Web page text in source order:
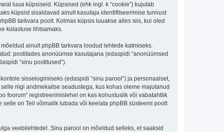
luua küpsiseid. Küpsised (ehk ingl. k “cookie”) kujutab
küpsist sisaldavad ainult kasutaja identifitseerimise tunnust
tarkvara poolt. Kolmas küpsis luuakse alles siis, kui oled
külastuse lihtsamaks.
ainult phpBB tarkvara loodud lehtede katmiseks.
postitades anonüümse kasutajana (edaspidi “anonüümsed
“sinu postitused”).
sisselogimiseks (edaspidi “sinu parool”) ja personaalset,
riigi andmekaitse seadustega, kus kohas oleme majutanud
foorum” registreerimislehel on kas kohustuslik või vabatahtlik
on Teil võimalik lubada või keelata phpBB süsteemi poolt
veebilehtedel. Sinu parool on mõeldud selleks, et saaksid